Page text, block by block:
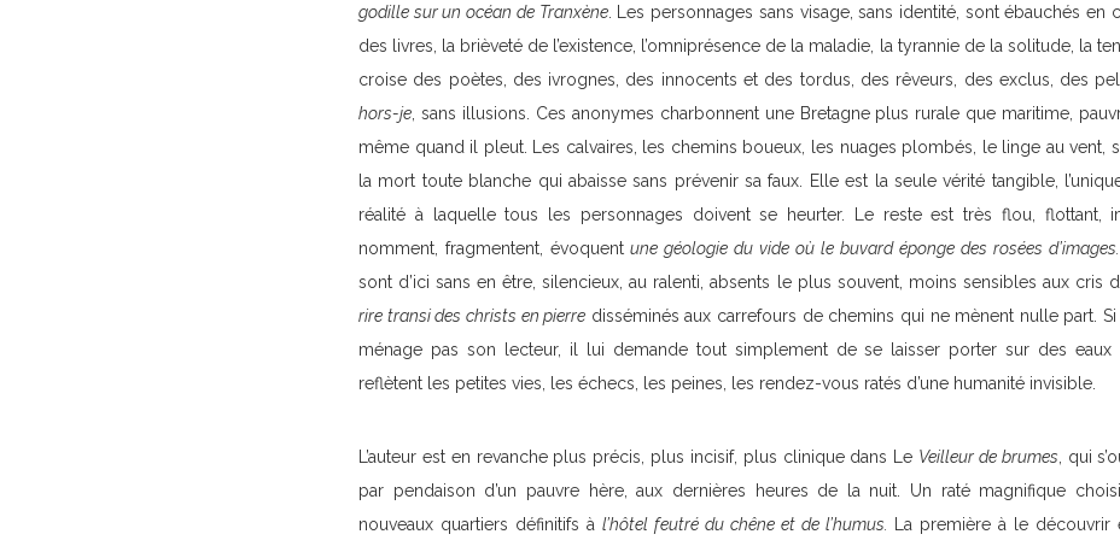
godille sur un océan de Tranxène. Les personnages sans visage, sans identité, sont ébauchés en
des livres, la brièveté de l’existence, l’omniprésence de la maladie, la tyrannie de la solitude, la
croise des poètes, des ivrognes, des innocents et des tordus, des rêveurs, des exclus, des
hors-je , sans illusions. Ces anonymes charbonnent une Bretagne plus rurale que maritime,
même quand il pleut. Les calvaires, les chemins boueux, les nuages plombés, le linge au vent,
la mort toute blanche qui abaisse sans prévenir sa faux. Elle est la seule vérité tangible,
réalité à laquelle tous les personnages doivent se heurter. Le reste est très flou, flottant,
nomment, fragmentent, évoquent une géologie du vide où le buvard éponge des rosées d’images.
sont d’ici sans en être, silencieux, au ralenti, absents le plus souvent, moins sensibles aux cris
rire transi des christs en pierre disséminés aux carrefours de chemins qui ne mènent nulle part.
ménage pas son lecteur, il lui demande tout simplement de se laisser porter sur des eaux
reflètent les petites vies, les échecs, les peines, les rendez-vous ratés d’une humanité invisible.
L’auteur est en revanche plus précis, plus incisif, plus clinique dans Le Veilleur de brumes , qui
par pendaison d’un pauvre hère, aux dernières heures de la nuit. Un raté magnifique
nouveaux quartiers définitifs à l’hôtel feutré du chêne et de l’humus.
La première à le